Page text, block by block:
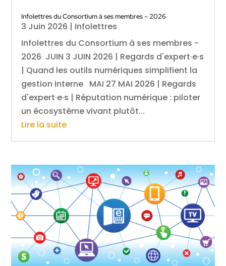
Infolettres du Consortium à ses membres – 2026
3 Juin 2026 | Infolettres
Infolettres du Consortium à ses membres -
2026 JUIN 3 JUIN 2026 | Regards d'expert·e·s
| Quand les outils numériques simplifient la
gestion interne MAI 27 MAI 2026 | Regards
d'expert·e·s | Réputation numérique : piloter
un écosystème vivant plutôt...
Lire la suite